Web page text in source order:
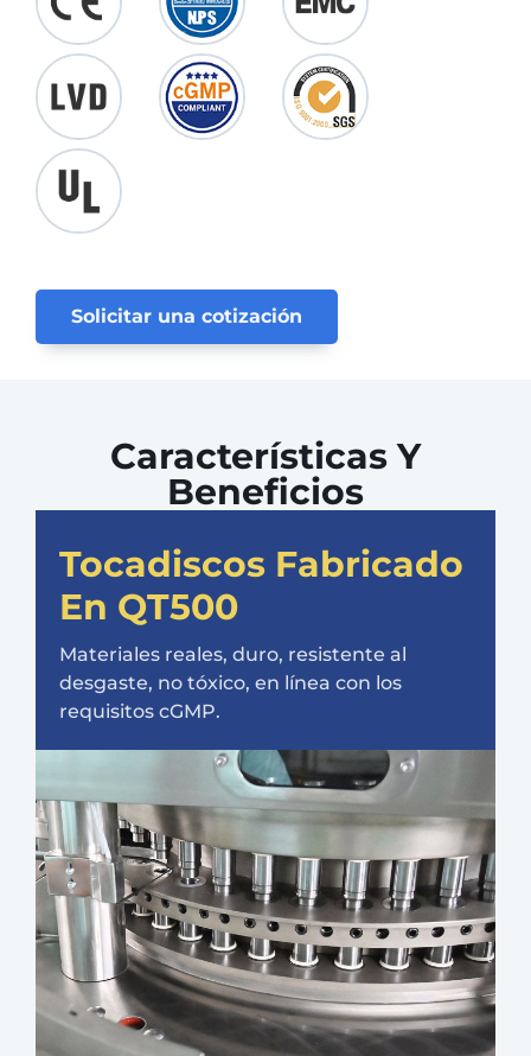
Solicitar una cotización
Características Y
Beneficios
Tocadiscos Fabricado
En QT500
Materiales reales, duro, resistente al
desgaste, no tóxico, en línea con los
requisitos cGMP.